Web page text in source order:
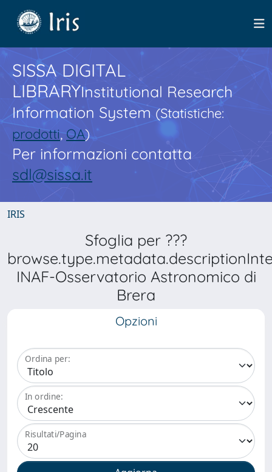
SISSA DIGITAL
LIBRARYInstitutional Research
Information System(Statistiche:
prodotti,OA)
Per informazioni contatta
sdl@sissa.it
IRIS
Sfoglia per ???
INAF-Osservatorio Astronomico di
Brera
Opzioni
Ordina per:
In ordine:
Risultati/Pagina